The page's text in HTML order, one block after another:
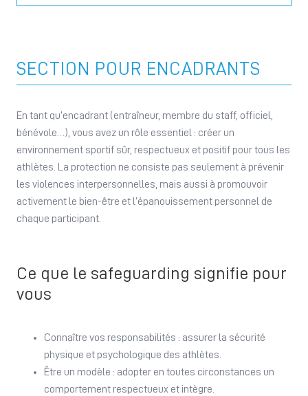
SECTION POUR ENCADRANTS
En tant qu’encadrant (entraîneur, membre du staff, officiel,
bénévole…), vous avez un rôle essentiel : créer un
environnement sportif sûr, respectueux et positif pour tous les
athlètes. La protection ne consiste pas seulement à prévenir
les violences interpersonnelles, mais aussi à promouvoir
activement le bien-être et l’épanouissement personnel de
chaque participant.
Ce que le safeguarding signifie pour
vous
Connaître vos responsabilités : assurer la sécurité
physique et psychologique des athlètes.
Être un modèle : adopter en toutes circonstances un
comportement respectueux et intègre.